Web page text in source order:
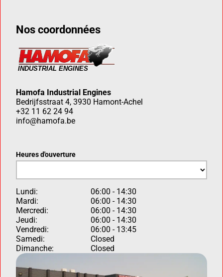
Nos coordonnées
Hamofa Industrial Engines
Bedrijfsstraat 4, 3930 Hamont-Achel
+32 11 62 24 94
info@hamofa.be
Heures d'ouverture
Lundi:
06:00 - 14:30
Mardi:
06:00 - 14:30
Mercredi:
06:00 - 14:30
Jeudi:
06:00 - 14:30
Vendredi:
06:00 - 13:45
Samedi:
Closed
Dimanche:
Closed